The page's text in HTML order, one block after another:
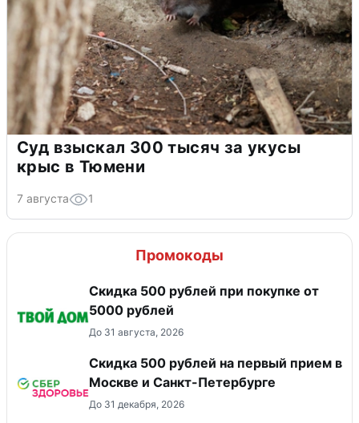
Суд взыскал 300 тысяч за укусы
крыс в Тюмени
7 августа 1
Промокоды
Скидка 500 рублей при покупке от
5000 рублей
До 31 августа, 2026
Скидка 500 рублей на первый прием в
Москве и Санкт-Петербурге
До 31 декабря, 2026